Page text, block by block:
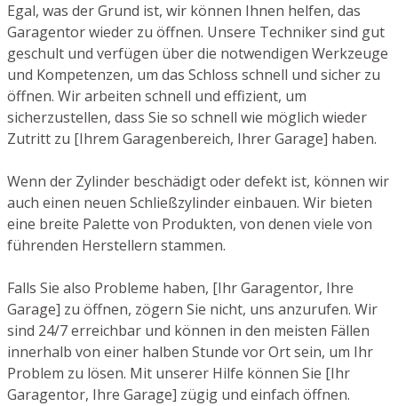
Egal, was der Grund ist, wir können Ihnen helfen, das
Garagentor wieder zu öffnen. Unsere Techniker sind gut
geschult und verfügen über die notwendigen Werkzeuge
und Kompetenzen, um das Schloss schnell und sicher zu
öffnen. Wir arbeiten schnell und effizient, um
sicherzustellen, dass Sie so schnell wie möglich wieder
Zutritt zu [Ihrem Garagenbereich, Ihrer Garage] haben.
Wenn der Zylinder beschädigt oder defekt ist, können wir
auch einen neuen Schließzylinder einbauen. Wir bieten
eine breite Palette von Produkten, von denen viele von
führenden Herstellern stammen.
Falls Sie also Probleme haben, [Ihr Garagentor, Ihre
Garage] zu öffnen, zögern Sie nicht, uns anzurufen. Wir
sind 24/7 erreichbar und können in den meisten Fällen
innerhalb von einer halben Stunde vor Ort sein, um Ihr
Problem zu lösen. Mit unserer Hilfe können Sie [Ihr
Garagentor, Ihre Garage] zügig und einfach öffnen.